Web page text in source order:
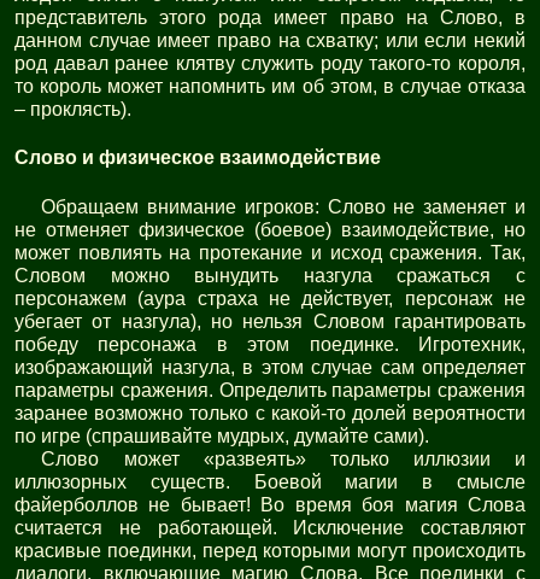
представитель этого рода имеет право на Слово, в
данном случае имеет право на схватку; или если некий
род давал ранее клятву служить роду такого-то короля,
то король может напомнить им об этом, в случае отказа
– проклясть).
Слово и физическое взаимодействие
Обращаем внимание игроков: Слово не заменяет и
не отменяет физическое (боевое) взаимодействие, но
может повлиять на протекание и исход сражения. Так,
Словом можно вынудить назгула сражаться с
персонажем (аура страха не действует, персонаж не
убегает от назгула), но нельзя Словом гарантировать
победу персонажа в этом поединке. Игротехник,
изображающий назгула, в этом случае сам определяет
параметры сражения. Определить параметры сражения
заранее возможно только с какой-то долей вероятности
по игре (спрашивайте мудрых, думайте сами).
Слово может «развеять» только иллюзии и
иллюзорных существ. Боевой магии в смысле
файерболлов не бывает! Во время боя магия Слова
считается не работающей. Исключение составляют
красивые поединки, перед которыми могут происходить
диалоги, включающие магию Слова. Все поединки с